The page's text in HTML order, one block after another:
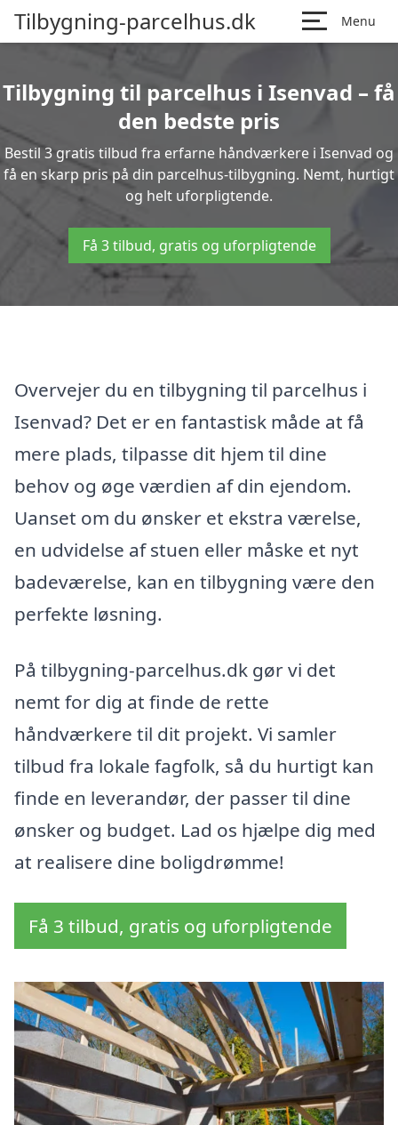
Tilbygning-parcelhus.dk Menu
Tilbygning til parcelhus i Isenvad – få
den bedste pris
Bestil 3 gratis tilbud fra erfarne håndværkere i Isenvad og
få en skarp pris på din parcelhus-tilbygning. Nemt, hurtigt
og helt uforpligtende.
Få 3 tilbud, gratis og uforpligtende
Overvejer du en tilbygning til parcelhus i
Isenvad? Det er en fantastisk måde at få
mere plads, tilpasse dit hjem til dine
behov og øge værdien af din ejendom.
Uanset om du ønsker et ekstra værelse,
en udvidelse af stuen eller måske et nyt
badeværelse, kan en tilbygning være den
perfekte løsning.
På tilbygning-parcelhus.dk gør vi det
nemt for dig at finde de rette
håndværkere til dit projekt. Vi samler
tilbud fra lokale fagfolk, så du hurtigt kan
finde en leverandør, der passer til dine
ønsker og budget. Lad os hjælpe dig med
at realisere dine boligdrømme!
Få 3 tilbud, gratis og uforpligtende